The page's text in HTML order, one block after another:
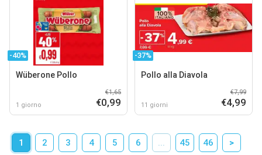
-40%
Wüberone Pollo
1 giorno
€1,65
€0,99
-37%
Pollo alla Diavola
11 giorni
€7,99
€4,99
1 2 3 4 5 6 45 46 >